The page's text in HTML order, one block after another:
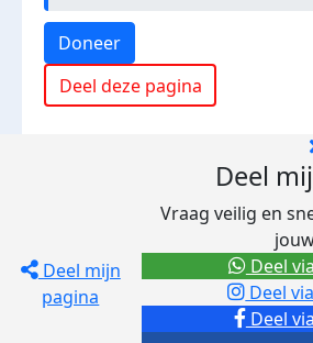
Doneer
Deel deze pagina
Deel mijn
pagina
Deel
Vraag veilig en
Deel
Deel
Deel